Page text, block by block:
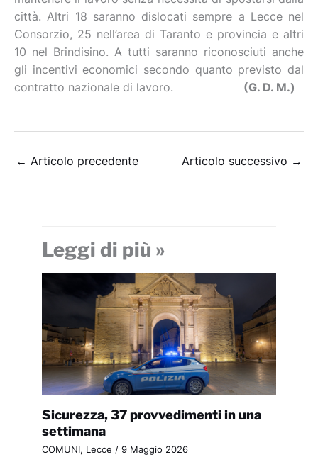
città. Altri 18 saranno dislocati sempre a Lecce nel
Consorzio, 25 nell’area di Taranto e provincia e altri
10 nel Brindisino. A tutti saranno riconosciuti anche
gli incentivi economici secondo quanto previsto dal
contratto nazionale di lavoro.
(G. D. M.)
← Articolo precedente Articolo successivo →
Leggi di più »
Sicurezza, 37 provvedimenti in una
settimana
COMUNI, Lecce / 9 Maggio 2026